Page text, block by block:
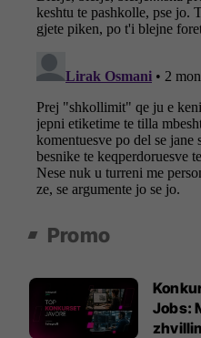
Promo
Jobs: